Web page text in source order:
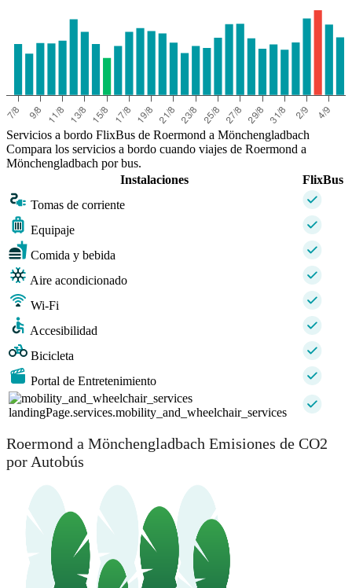
Servicios a bordo FlixBus de Roermond a Mönchengladbach
Compara los servicios a bordo cuando viajes de Roermond a
Mönchengladbach por bus.
Instalaciones
FlixBus
Tomas de corriente
Equipaje
Comida y bebida
Aire acondicionado
Wi-Fi
Accesibilidad
Bicicleta
Portal de Entretenimiento
landingPage.services.mobility_and_wheelchair_services
Roermond a Mönchengladbach Emisiones de CO2
por Autobús